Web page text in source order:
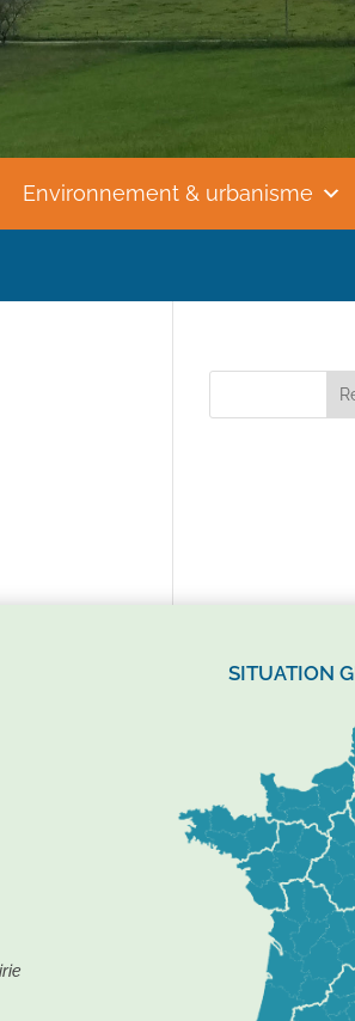
Environnement & urbanisme
SITUATION